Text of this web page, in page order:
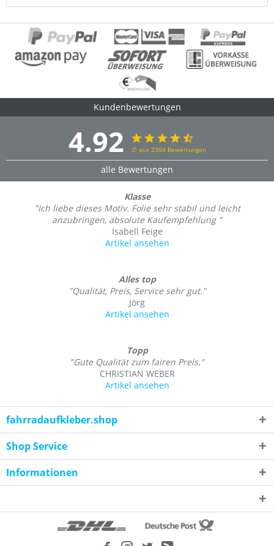
Kundenbewertungen
4.92 ∅ aus 2304 Bewertungen
alle Bewertungen
Klasse
"Ich liebe dieses Motiv. Folie sehr stabil und leicht
anzubringen, absolute Kaufempfehlung "
Isabell Feige
Artikel ansehen
Alles top
"Qualität, Preis, Service sehr gut."
Jörg
Artikel ansehen
Topp
"Gute Qualität zum fairen Preis."
CHRISTIAN WEBER
Artikel ansehen
fahrradaufkleber.shop
Shop Service
Informationen